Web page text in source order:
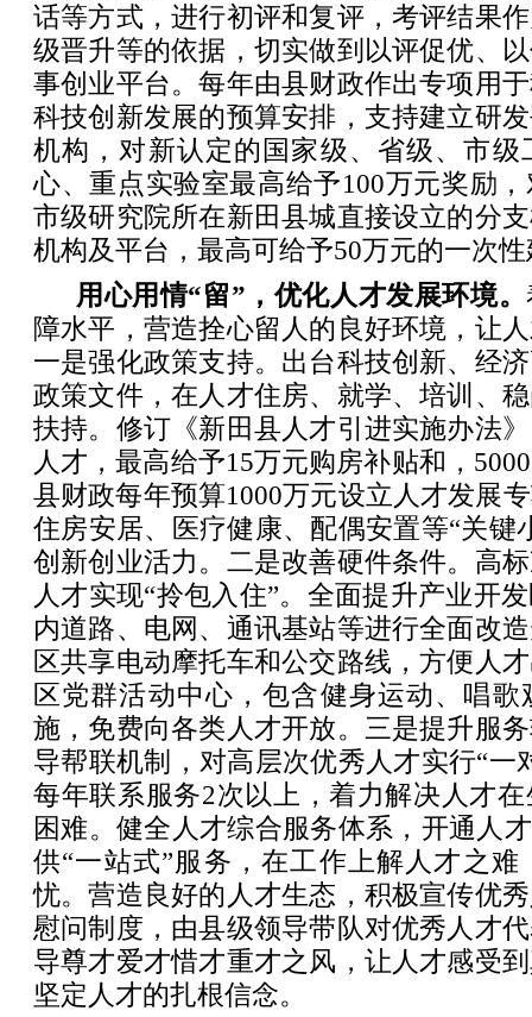
话等方式，进行初评和复评，考评结果
级晋升等的依据，切实做到以评促优、
事创业平台。每年由县财政作出专项用
科技创新发展的预算安排，支持建立研
机构，对新认定的国家级、省级、市级
心、重点实验室最高给予100万元奖励
市级研究院所在新田县城直接设立的分
机构及平台，最高可给予50万元的一次
用心用情“留”，优化人才发展环境。
障水平，营造拴心留人的良好环境，让
一是强化政策支持。出台科技创新、经
政策文件，在人才住房、就学、培训、
扶持。修订《新田县人才引进实施办法
人才，最高给予15万元购房补贴和，
县财政每年预算1000万元设立人才发展
住房安居、医疗健康、配偶安置等“关键
创新创业活力。二是改善硬件条件。高
人才实现“拎包入住”。全面提升产业开
内道路、电网、通讯基站等进行全面改
区共享电动摩托车和公交路线，方便人
区党群活动中心，包含健身运动、唱
施，免费向各类人才开放。三是提升服
导帮联机制，对高层次优秀人才实行“一
每年联系服务2次以上，着力解决人才
困难。健全人才综合服务体系，开通人
供“一站式”服务，在工作上解人才之
忧。营造良好的人才生态，积极宣传优
慰问制度，由县级领导带队对优秀人才
导尊才爱才惜才重才之风，让人才感受
坚定人才的扎根信念。